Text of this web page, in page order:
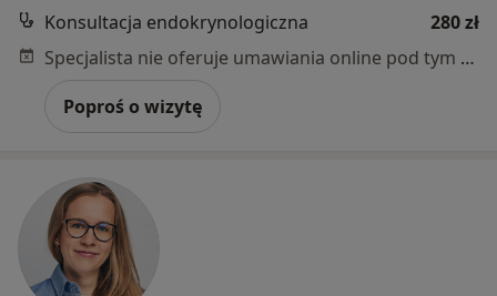
Konsultacja endokrynologiczna
280 zł
Specjalista nie oferuje umawiania online pod tym adresem.
Poproś o wizytę